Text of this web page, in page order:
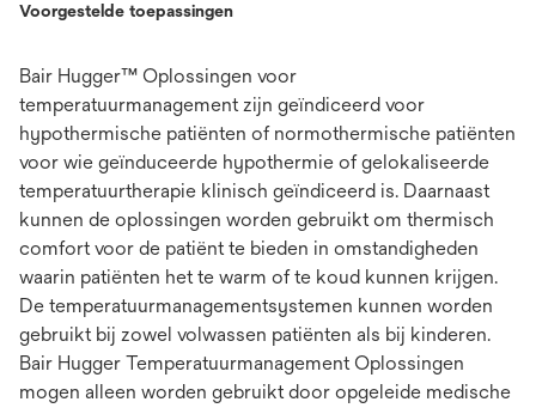
Voorgestelde toepassingen
Bair Hugger™ Oplossingen voor
temperatuurmanagement zijn geïndiceerd voor
hypothermische patiënten of normothermische patiënten
voor wie geïnduceerde hypothermie of gelokaliseerde
temperatuurtherapie klinisch geïndiceerd is. Daarnaast
kunnen de oplossingen worden gebruikt om thermisch
comfort voor de patiënt te bieden in omstandigheden
waarin patiënten het te warm of te koud kunnen krijgen.
De temperatuurmanagementsystemen kunnen worden
gebruikt bij zowel volwassen patiënten als bij kinderen.
Bair Hugger Temperatuurmanagement Oplossingen
mogen alleen worden gebruikt door opgeleide medische